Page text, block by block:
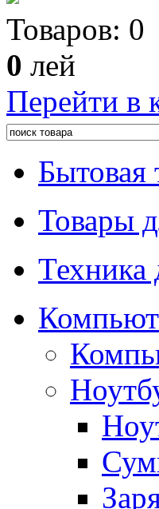
Товаров: 0
0 лей
Перейти в
Бытовая
Товары
Техника